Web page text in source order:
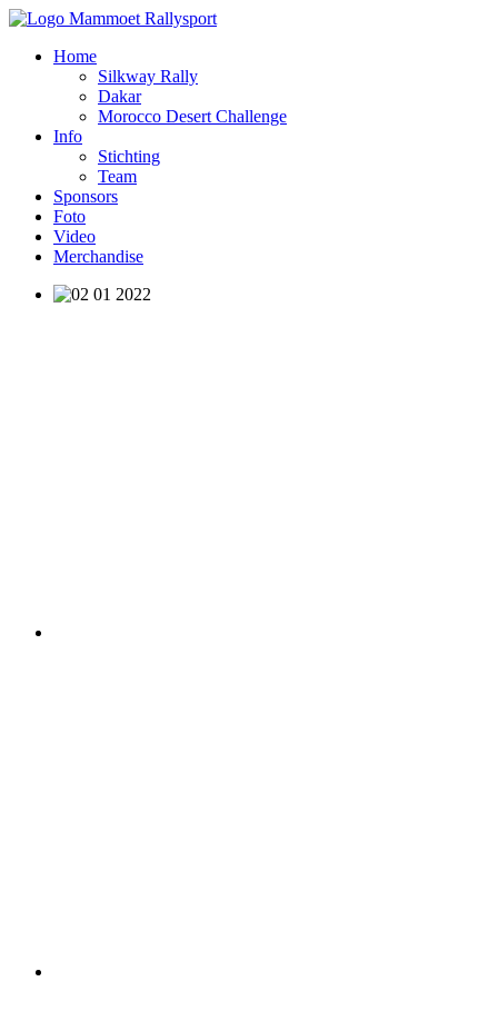
Home
Silkway Rally
Dakar
Morocco Desert Challenge
Info
Stichting
Team
Sponsors
Foto
Video
Merchandise